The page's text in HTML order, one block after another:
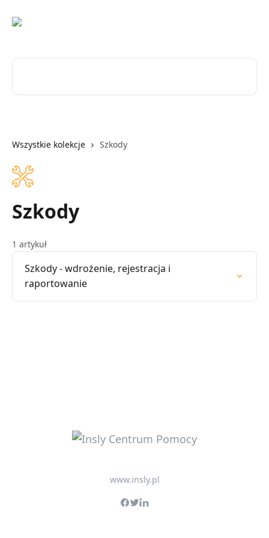
Wszystkie kolekcje Szkody
Szkody
1 artykuł
Szkody - wdrożenie, rejestracja i
raportowanie
www.insly.pl